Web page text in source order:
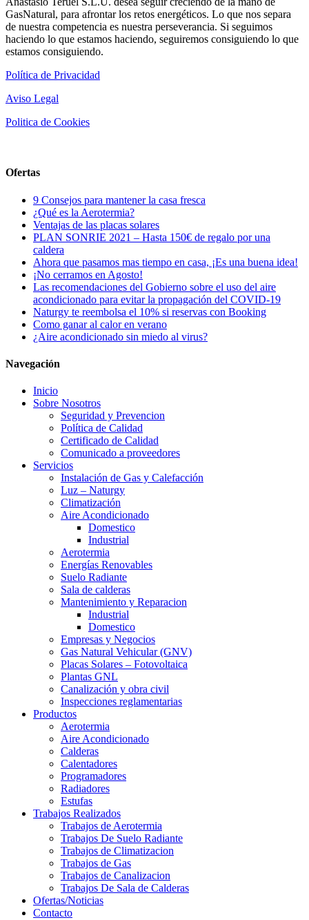
GasNatural, para afrontar los retos energéticos. Lo que nos separa
de nuestra competencia es nuestra perseverancia. Si seguimos
haciendo lo que estamos haciendo, seguiremos consiguiendo lo que
estamos consiguiendo.
Política de Privacidad
Aviso Legal
Politica de Cookies
Ofertas
9 Consejos para mantener la casa fresca
¿Qué es la Aerotermia?
Ventajas de las placas solares
PLAN SONRIE 2021 – Hasta 150€ de regalo por una
caldera
Ahora que pasamos mas tiempo en casa, ¡Es una buena idea!
¡No cerramos en Agosto!
Las recomendaciones del Gobierno sobre el uso del aire
acondicionado para evitar la propagación del COVID-19
Naturgy te reembolsa el 10% si reservas con Booking
Como ganar al calor en verano
¿Aire acondicionado sin miedo al virus?
Navegación
Inicio
Sobre Nosotros
Seguridad y Prevencion
Política de Calidad
Certificado de Calidad
Comunicado a proveedores
Servicios
Instalación de Gas y Calefacción
Luz – Naturgy
Climatización
Aire Acondicionado
Domestico
Industrial
Aerotermia
Energías Renovables
Suelo Radiante
Sala de calderas
Mantenimiento y Reparacion
Industrial
Domestico
Empresas y Negocios
Gas Natural Vehicular (GNV)
Placas Solares – Fotovoltaica
Plantas GNL
Canalización y obra civil
Inspecciones reglamentarias
Productos
Aerotermia
Aire Acondicionado
Calderas
Calentadores
Programadores
Radiadores
Estufas
Trabajos Realizados
Trabajos de Aerotermia
Trabajos De Suelo Radiante
Trabajos de Climatizacion
Trabajos de Gas
Trabajos de Canalizacion
Trabajos De Sala de Calderas
Ofertas/Noticias
Contacto